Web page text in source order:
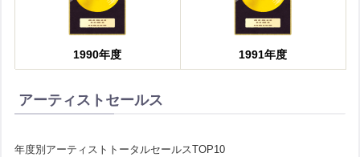
1990年度 1991年度
アーティストセールス
年度別アーティストトータルセールスTOP10